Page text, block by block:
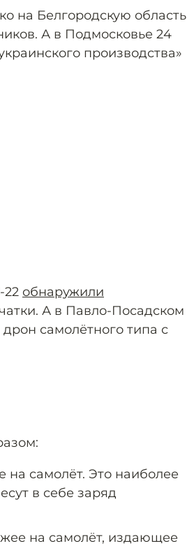
на Белгородскую область
А в Подмосковье 24
производства»
22 обнаружили
А в Павло-Посадском
самолётного типа с
на самолёт. Это наиболее
в себе заряд
на самолёт, издающее